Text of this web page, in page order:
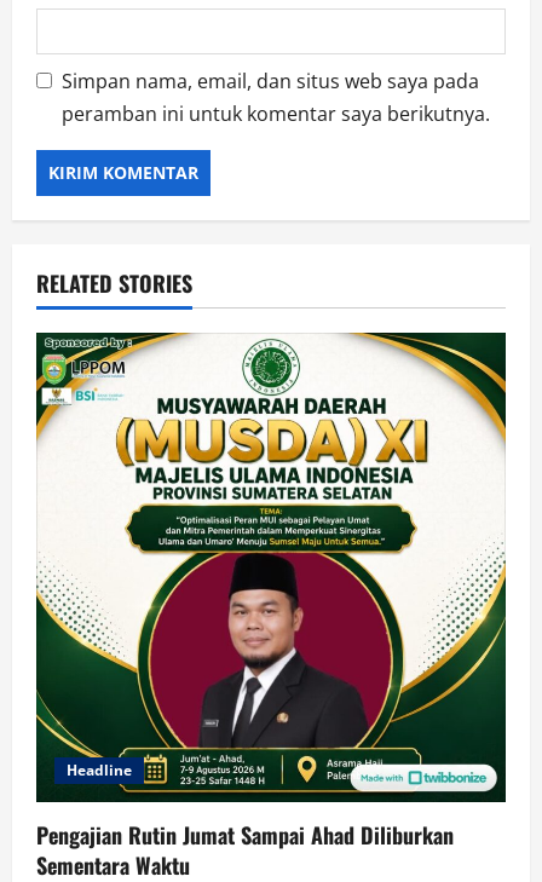
Simpan nama, email, dan situs web saya pada
peramban ini untuk komentar saya berikutnya.
RELATED STORIES
Headline
Pengajian Rutin Jumat Sampai Ahad Diliburkan
Sementara Waktu